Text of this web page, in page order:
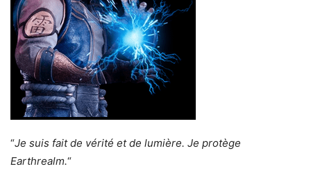
“Je suis fait de vérité et de lumière. Je protège
Earthrealm.“